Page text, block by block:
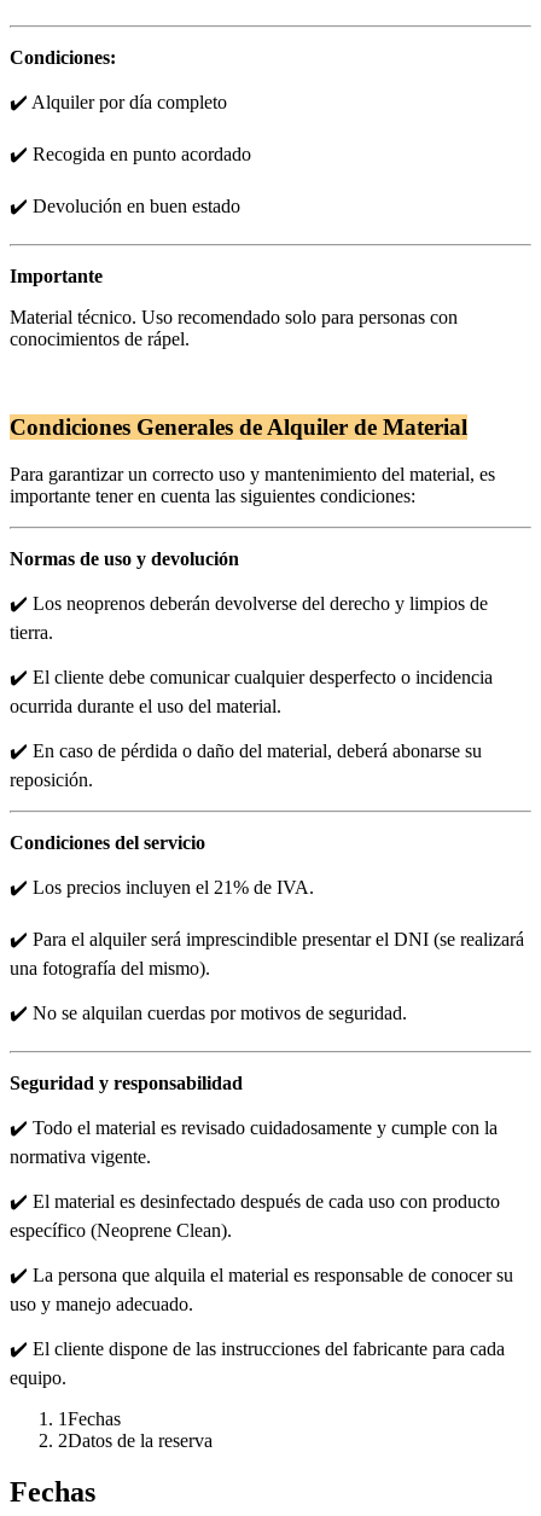
Condiciones:
✔️ Alquiler por día completo
✔️ Recogida en punto acordado
✔️ Devolución en buen estado
Importante
Material técnico. Uso recomendado solo para personas con
conocimientos de rápel.
Condiciones Generales de Alquiler de Material
Para garantizar un correcto uso y mantenimiento del material, es
importante tener en cuenta las siguientes condiciones:
Normas de uso y devolución
✔️ Los neoprenos deberán devolverse del derecho y limpios de
tierra.
✔️ El cliente debe comunicar cualquier desperfecto o incidencia
ocurrida durante el uso del material.
✔️ En caso de pérdida o daño del material, deberá abonarse su
reposición.
Condiciones del servicio
✔️ Los precios incluyen el 21% de IVA.
✔️ Para el alquiler será imprescindible presentar el DNI (se realizará
una fotografía del mismo).
✔️ No se alquilan cuerdas por motivos de seguridad.
Seguridad y responsabilidad
✔️ Todo el material es revisado cuidadosamente y cumple con la
normativa vigente.
✔️ El material es desinfectado después de cada uso con producto
específico (Neoprene Clean).
✔️ La persona que alquila el material es responsable de conocer su
uso y manejo adecuado.
✔️ El cliente dispone de las instrucciones del fabricante para cada
equipo.
1Fechas
2Datos de la reserva
Fechas